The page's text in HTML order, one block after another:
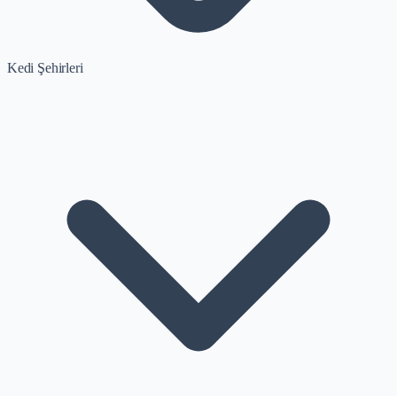
Kedi Şehirleri